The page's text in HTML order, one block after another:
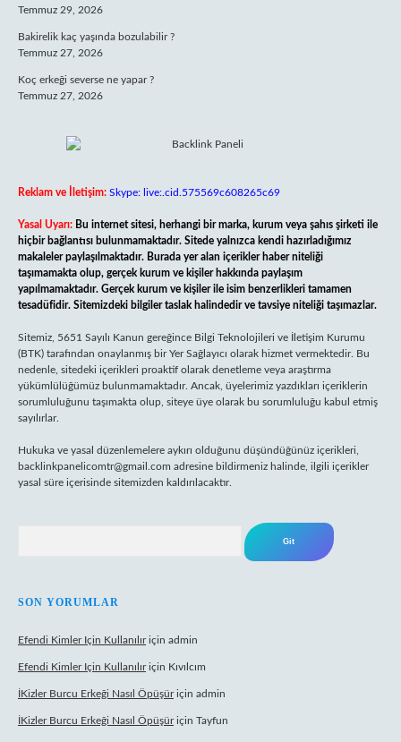
Temmuz 29, 2026
Bakirelik kaç yaşında bozulabilir ?
Temmuz 27, 2026
Koç erkeği severse ne yapar ?
Temmuz 27, 2026
Reklam ve İletişim: Skype: live:.cid.575569c608265c69
Yasal Uyarı: Bu internet sitesi, herhangi bir marka, kurum veya şahıs şirketi ile
hiçbir bağlantısı bulunmamaktadır. Sitede yalnızca kendi hazırladığımız
makaleler paylaşılmaktadır. Burada yer alan içerikler haber niteliği
taşımamakta olup, gerçek kurum ve kişiler hakkında paylaşım
yapılmamaktadır. Gerçek kurum ve kişiler ile isim benzerlikleri tamamen
tesadüfidir. Sitemizdeki bilgiler taslak halindedir ve tavsiye niteliği taşımazlar.
Sitemiz, 5651 Sayılı Kanun gereğince Bilgi Teknolojileri ve İletişim Kurumu
(BTK) tarafından onaylanmış bir Yer Sağlayıcı olarak hizmet vermektedir. Bu
nedenle, sitedeki içerikleri proaktif olarak denetleme veya araştırma
yükümlülüğümüz bulunmamaktadır. Ancak, üyelerimiz yazdıkları içeriklerin
sorumluluğunu taşımakta olup, siteye üye olarak bu sorumluluğu kabul etmiş
sayılırlar.
Hukuka ve yasal düzenlemelere aykırı olduğunu düşündüğünüz içerikleri,
backlinkpanelicomtr@gmail.com adresine bildirmeniz halinde, ilgili içerikler
yasal süre içerisinde sitemizden kaldırılacaktır.
SON YORUMLAR
Efendi Kimler Için Kullanılıriçin admin
Efendi Kimler Için Kullanılıriçin Kıvılcım
İKizler Burcu Erkeği Nasıl Öpüşüriçin admin
İKizler Burcu Erkeği Nasıl Öpüşüriçin Tayfun